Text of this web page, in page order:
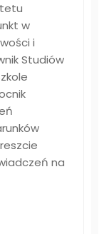
w
i
Studiów
na